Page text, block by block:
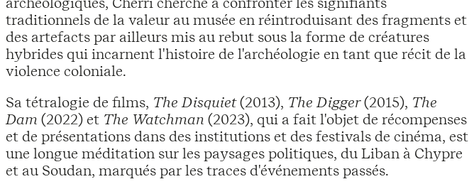
traditionnels de la valeur au musée en réintroduisant des fragments et
des artefacts par ailleurs mis au rebut sous la forme de créatures
hybrides qui incarnent l'histoire de l'archéologie en tant que récit de la
violence coloniale.
Sa tétralogie de films, The Disquiet(2013), The Digger(2015), The
Dam (2022) et The Watchman (2023), qui a fait l'objet de récompenses
et de présentations dans des institutions et des festivals de cinéma, est
une longue méditation sur les paysages politiques, du Liban à Chypre
et au Soudan, marqués par les traces d'événements passés.